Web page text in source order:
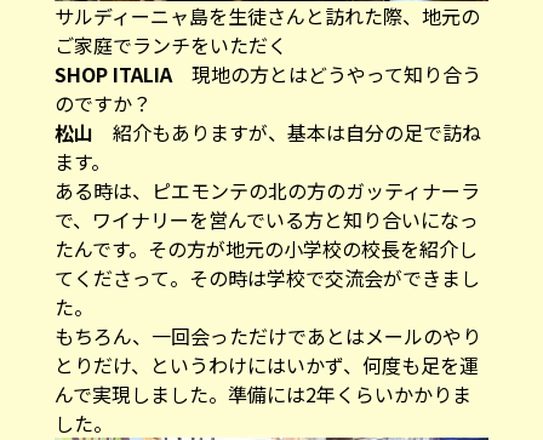
サルディーニャ島を生徒さんと訪れた際、地元の
ご家庭でランチをいただく
SHOP ITALIA現地の方とはどうやって知り合う
のですか？
松山 紹介もありますが、基本は自分の足で訪ね
ます。
ある時は、ピエモンテの北の方のガッティナーラ
で、ワイナリーを営んでいる方と知り合いになっ
たんです。その方が地元の小学校の校長を紹介し
てくださって。その時は学校で交流会ができまし
た。
もちろん、一回会っただけであとはメールのやり
とりだけ、というわけにはいかず、何度も足を運
んで実現しました。準備には2年くらいかかりま
した。